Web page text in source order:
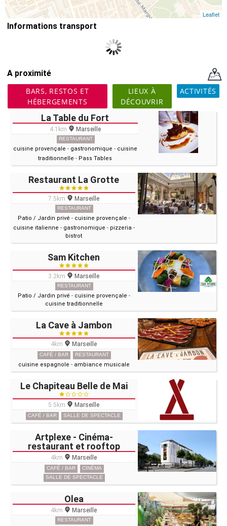
Leaflet
Informations transport
A proximité
BARS, RESTOS ET
HÉBERGEMENTS
LIEUX À
DÉCOUVRIR
ACTIVITÉS
La Table du Fort
4.1km Marseille
RESTAURANT
cuisine provençale - gastronomique - cuisine
traditionnelle - Pass Tables
Restaurant La Grotte
7.5km Marseille
RESTAURANT
Patio / Jardin privé - cuisine provençale -
cuisine italienne - gastronomique - pizzeria -
bistrot
Sam Kitchen
3.2km Marseille
RESTAURANT
Patio / Jardin privé - cuisine provençale -
cuisine traditionnelle
La Cave à Jambon
4km Marseille
CAFÉ / BAR RESTAURANT
cuisine espagnole - ambiance musicale
Le Chapiteau Belle de Mai
5.5km Marseille
CAFÉ / BAR SALLE DE SPECTACLE
Artplexe - Cinéma-
restaurant et rooftop
4km Marseille
CAFÉ / BAR
CINÉMA
SALLE DE SPECTACLE
Olea
4km Marseille
RESTAURANT